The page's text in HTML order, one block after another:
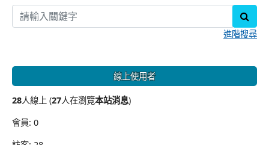
進階搜尋
線上使用者
28人線上 (27人在瀏覽本站消息)
會員: 0